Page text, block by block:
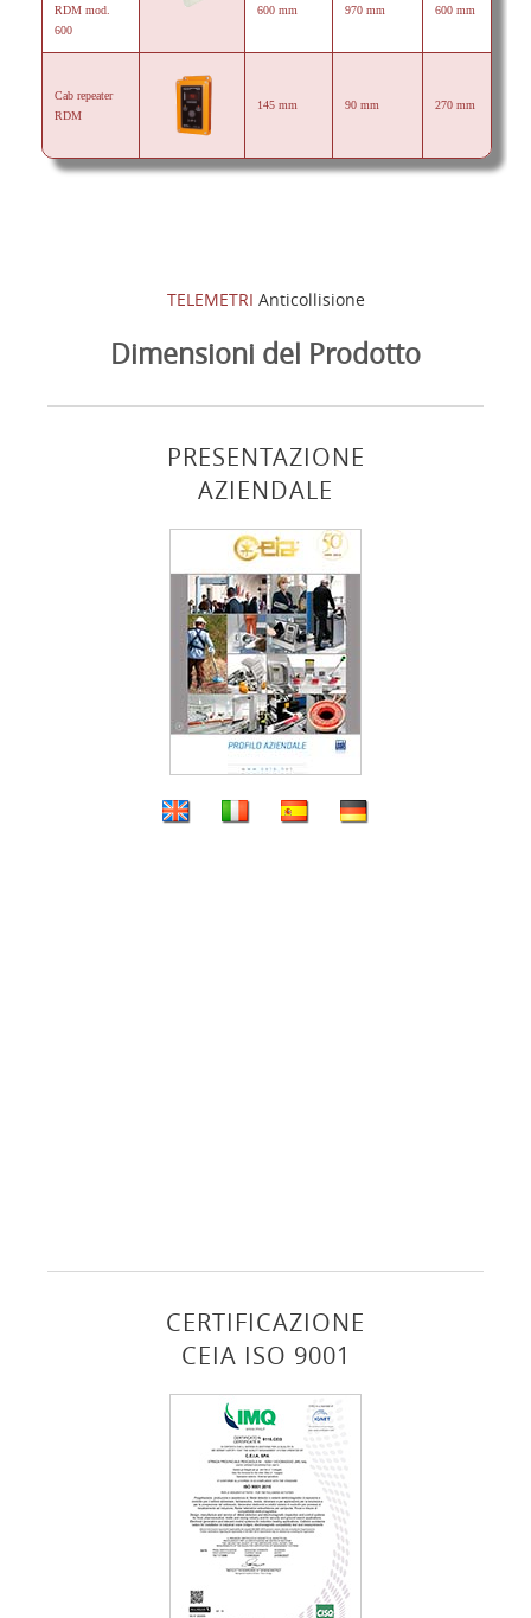
TELEMETRI Anticollisione
Dimensioni del Prodotto
PRESENTAZIONE
AZIENDALE
CERTIFICAZIONE
CEIA ISO 9001
RDM mod.
600
600 mm 970 mm 600 mm
Cab repeater
RDM
145 mm 90 mm 270 mm